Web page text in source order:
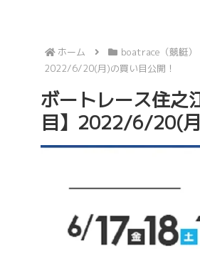
ホーム boatrace（競艇）
2022/6/20(月)の買い目公開！
ボートレース住之
目】2022/6/20(月